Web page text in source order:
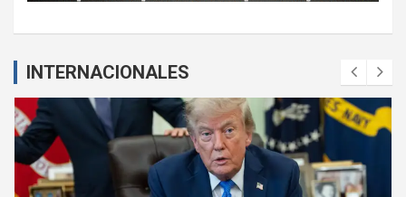
INTERNACIONALES